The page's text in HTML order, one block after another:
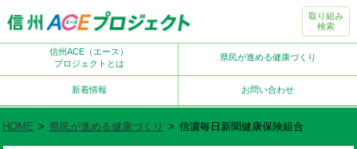
取り組み
検索
信州ACE（エース）
プロジェクトとは
県民が進める健康づくり
新着情報 お問い合わせ
HOME > 県民が進める健康づくり > 信濃毎日新聞健康保険組合